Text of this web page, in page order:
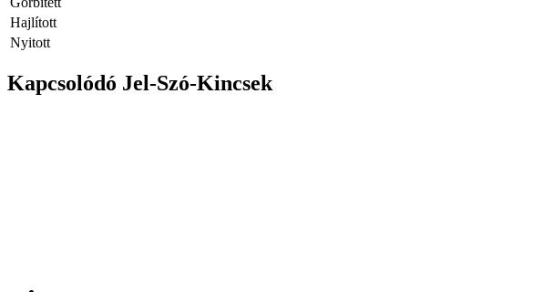
Hajlított
Nyitott
Kapcsolódó Jel-Szó-Kincsek